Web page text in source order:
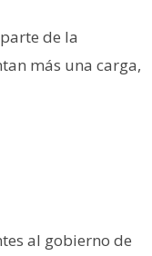
de la
más una carga,
al gobierno de